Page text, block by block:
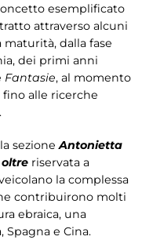
esemplificato
attraverso alcuni
dalla fase
dei primi anni
Fantasie, al momento
alle ricerche
sezioneAntonietta
riservata a
la complessa
contribuirono molti
ebraica, una
Spagna e Cina.